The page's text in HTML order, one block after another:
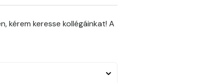
kérem keresse kollégáinkat! A